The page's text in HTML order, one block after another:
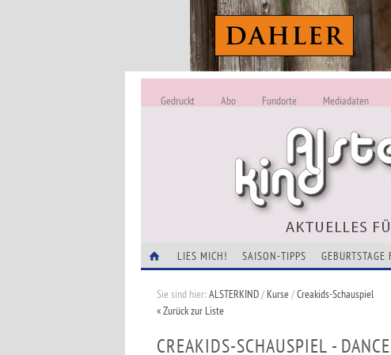
Gedruckt Abo Fundorte Mediadaten
LIES MICH! SAISON-TIPPS GEBURTSTAGE
Sie sind hier:ALSTERKIND/Kurse/Creakids-Schauspiel
« Zurück zur Liste
CREAKIDS-SCHAUSPIEL -